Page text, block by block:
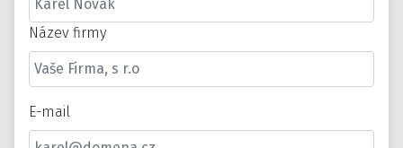
Název firmy
E-mail